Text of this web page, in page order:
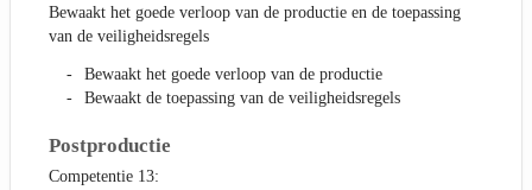
Bewaakt het goede verloop van de productie en de toepassing
van de veiligheidsregels
Bewaakt het goede verloop van de productie
Bewaakt de toepassing van de veiligheidsregels
Postproductie
Competentie 13: